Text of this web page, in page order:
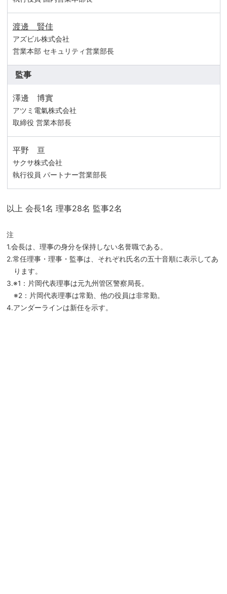
渡邊 賢佳
アズビル株式会社
営業本部 セキュリティ営業部長
監事
澤邊 博實
アツミ電氣株式会社
取締役 営業本部長
平野 亘
サクサ株式会社
執行役員 パートナー営業部長
以上 会長1名 理事28名 監事2名
注
1.会長は、理事の身分を保持しない名誉職である。
2.常任理事・理事・監事は、それぞれ氏名の五十音順に表示してあ
ります。
3.※1：片岡代表理事は元九州管区警察局長。
※2：片岡代表理事は常勤、他の役員は非常勤。
4.アンダーラインは新任を示す。